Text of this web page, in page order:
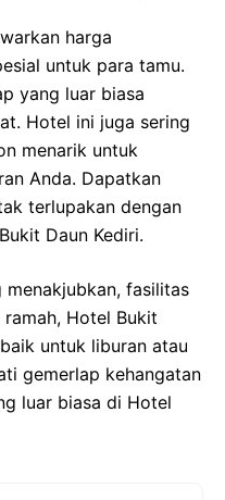
harga
untuk para tamu.
yang luar biasa
Hotel ini juga sering
menarik untuk
Anda. Dapatkan
terlupakan dengan
Daun Kediri.
menakjubkan, fasilitas
Hotel Bukit
untuk liburan atau
gemerlap kehangatan
luar biasa di Hotel